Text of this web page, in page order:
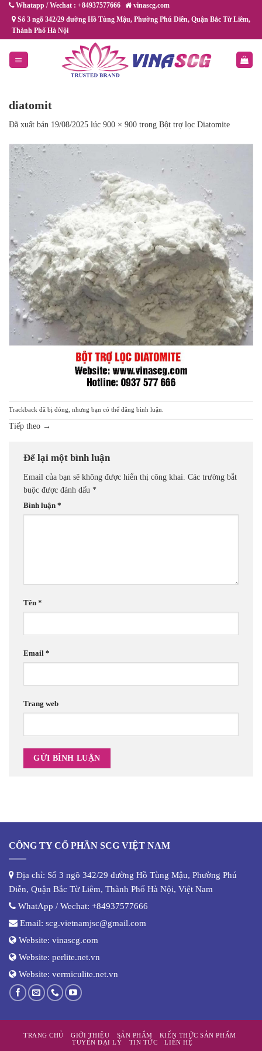
ChuyểnWhatapp / Wechat : +84937577666
vinascg.com
Số 3 ngõ 342/29 đường Hồ Tùng Mậu, Phường Phú Diễn, Quận Bắc Từ Liêm,
Thành Phố Hà Nội
diatomit
Đã xuất bản 19/08/2025 lúc 900 × 900 trong Bột trợ lọc Diatomite
Trackback đã bị đóng, nhưng bạn có thể đăng bình luận
Tiếp theo →
Để lại một bình luận
Email của bạn sẽ không được hiển thị công khai. Các trường bắt
buộc được đánh dấu *
Bình luận *
Tên *
Email *
Trang web
CÔNG TY CỔ PHẦN SCG VIỆT NAM
Địa chỉ: Số 3 ngõ 342/29 đường Hồ Tùng Mậu, Phường Phú
Diễn, Quận Bắc Từ Liêm, Thành Phố Hà Nội, Việt Nam
WhatApp / Wechat: +84937577666
Email: scg.vietnamjsc@gmail.com
Website: vinascg.com
Website: perlite.net.vn
Website: vermiculite.net.vn
TRANG CHỦ GIỚI THIỆU SẢN PHẨM
KIẾN THỨC SẢN PHẨM
TUYỂN ĐẠI LÝ
TIN TỨC LIÊN HỆ